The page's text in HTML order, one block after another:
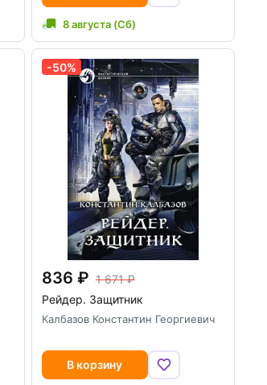
8 августа (Сб)
-50%
836
1 671
Рейдер. Защитник
Калбазов Константин Георгиевич
В корзину